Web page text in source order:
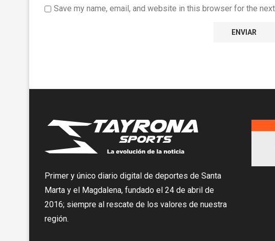
Save my name, email, and website in this browser for the
Primer y único diario digital de deportes de Santa
Marta y el Magdalena, fundado el 24 de abril de
2016; siempre al rescate de los valores de nuestra
región.